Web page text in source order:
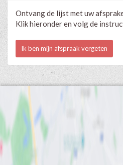
Ontvang de lijst met uw
Klik hieronder en volg de
Ik ben mijn afspraak vergeten